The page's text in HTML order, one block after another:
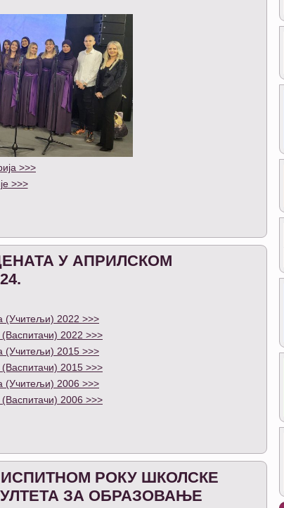
>>>
>>>
У АПРИЛСКОМ
(Учитељи) 2022 >>>
(Васпитачи) 2022 >>>
(Учитељи) 2015 >>>
(Васпитачи) 2015 >>>
(Учитељи) 2006 >>>
(Васпитачи) 2006 >>>
РОКУ ШКОЛСКЕ
ЗА ОБРАЗОВАЊЕ